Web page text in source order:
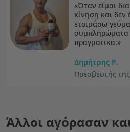
«Όταν είμαι
κίνηση και
ετοιμάσω
συμπληρώματα
πραγματικά.»
Δημήτρης P.
Πρεσβευτής
Άλλοι αγόρασαν